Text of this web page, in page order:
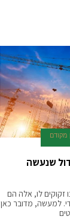
מקודם
שנעשה
זקוקים לו, אלה הם
למעשה, מדובר כאן